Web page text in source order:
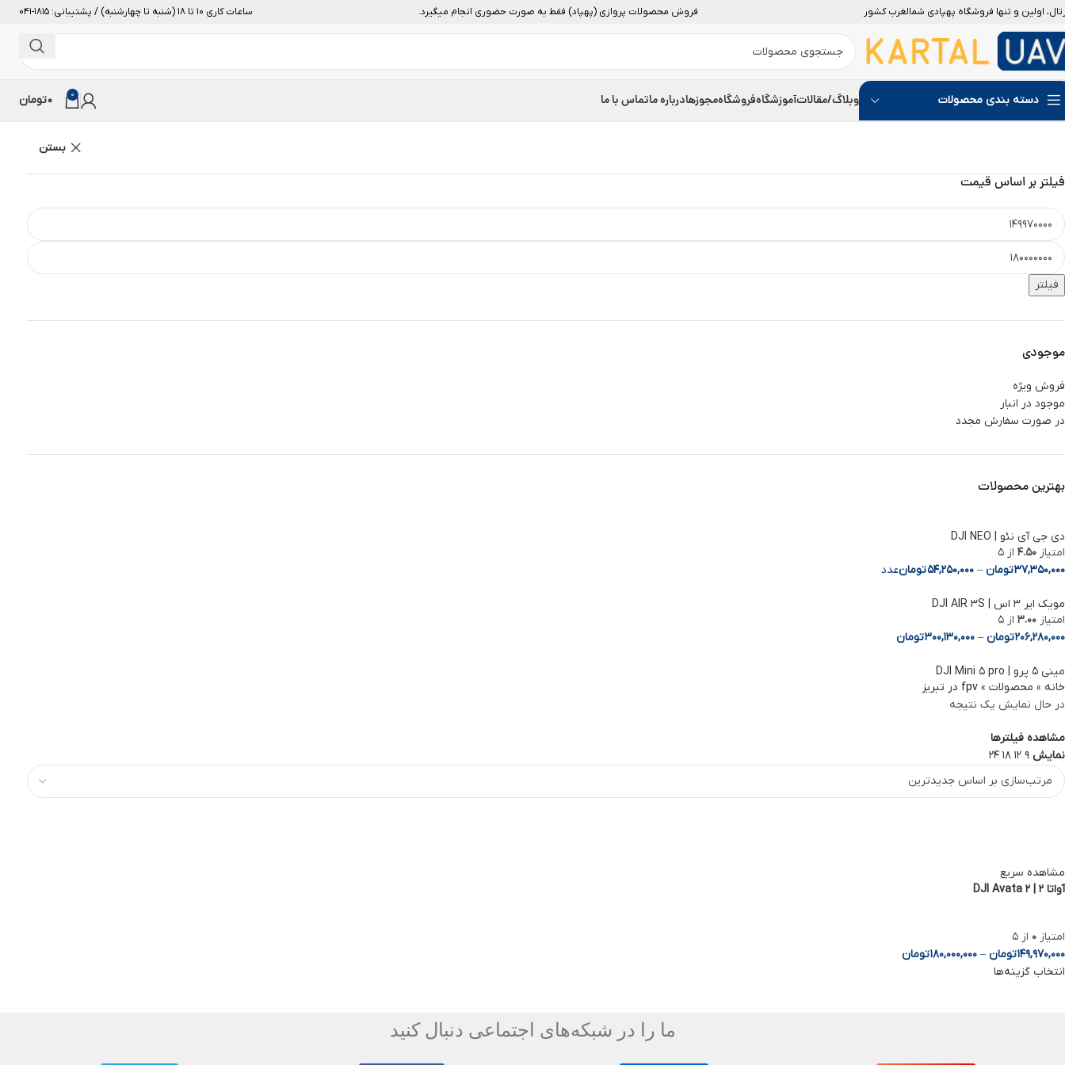
اولین و تنها فروشگاه پهپادی شمالغرب کشور فروش محصولات پروازی (پهپاد) فقط به صورت حضوری انجام میگیرد. ساعات کاری 10 تا 18 (شنبه تا چهارشنبه) / پشتیبانی: 1815-041
دسته بندی محصولات وبلاگ/مقالاتآموزشگاهفروشگاهمجوزهادرباره ماتماس با ما 0
0تومان
بستن
فیلتر بر اساس قیمت
فیلتر
موجودی
فروش ویژه
موجود در انبار
در صورت سفارش مجدد
بهترین محصولات
دی جی آی نئو | DJI NEO
امتیاز 4.50 از 5
37,350,000تومان –
54,250,000تومانعدد
مویک ایر 3 اس | DJI AIR 3S
امتیاز 3.00 از 5
206,280,000تومان –
300,130,000تومان
مینی ۵ پرو | DJI Mini ۵ pro
خانه » محصولات » fpv در تبریز
در حال نمایش یک نتیجه
مشاهده فیلترها
نمایش 9
12
18
24
ویژه
جدید
مشاهده سریع
آواتا ۲ | DJI Avata 2
امتیاز 0 از 5
149,970,000تومان –
180,000,000تومان
انتخاب گزینه‌ها
ما را در شبکه‌های اجتماعی دنبال کنید
Facebook
Instagram
linkedin
WhatsApp
Telegram